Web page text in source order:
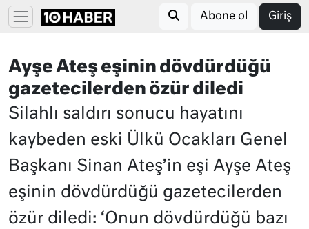
Abone ol Giriş
Ayşe Ateş eşinin dövdürdüğü
gazetecilerden özür diledi
Silahlı saldırı sonucu hayatını
kaybeden eski Ülkü Ocakları Genel
Başkanı Sinan Ateş’in eşi Ayşe Ateş
eşinin dövdürdüğü gazetecilerden
özür diledi: ‘Onun dövdürdüğü bazı